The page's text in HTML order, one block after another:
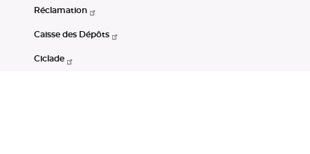
Réclamation
Caisse des Dépôts
Ciclade